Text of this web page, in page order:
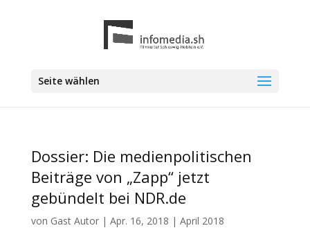
Seite wählen
Dossier: Die medienpolitischen
Beiträge von „Zapp“ jetzt
gebündelt bei NDR.de
von Gast Autor| Apr. 16, 2018 | April 2018